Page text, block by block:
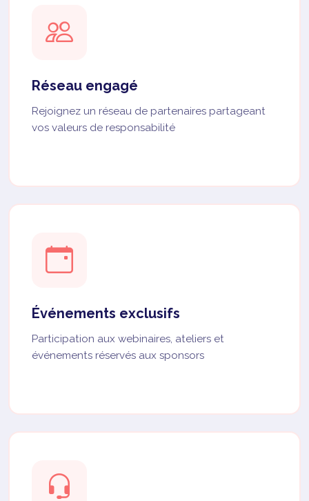
Réseau engagé
Rejoignez un réseau de partenaires partageant
vos valeurs de responsabilité
Événements exclusifs
Participation aux webinaires, ateliers et
événements réservés aux sponsors